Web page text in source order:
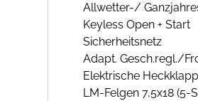
Allwetter-/
Keyless Open + Start
Sicherheitsnetz
Adapt. Gesch.regl./
Elektrische
LM-Felgen 7,5x18 (5-